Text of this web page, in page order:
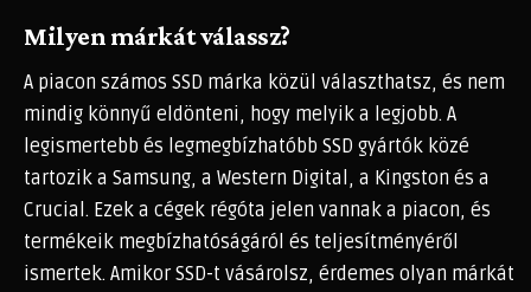
Milyen márkát válassz?
A piacon számos SSD márka közül választhatsz, és nem
mindig könnyű eldönteni, hogy melyik a legjobb. A
legismertebb és legmegbízhatóbb SSD gyártók közé
tartozik a Samsung, a Western Digital, a Kingston és a
Crucial. Ezek a cégek régóta jelen vannak a piacon, és
termékeik megbízhatóságáról és teljesítményéről
ismertek. Amikor SSD-t vásárolsz, érdemes olyan márkát